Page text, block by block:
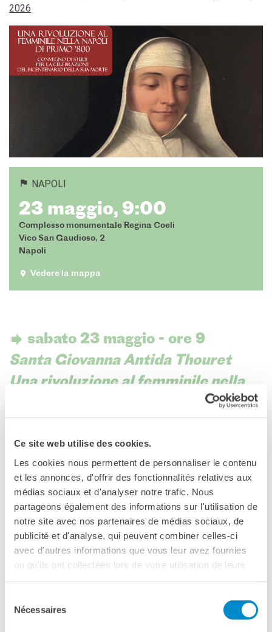
Ce site web utilise des cookies.
Les cookies nous permettent de personnaliser le contenu
et les annonces, d'offrir des fonctionnalités relatives aux
médias sociaux et d'analyser notre trafic. Nous
partageons également des informations sur l'utilisation de
notre site avec nos partenaires de médias sociaux, de
publicité et d'analyse, qui peuvent combiner celles-ci
avec d'autres informations que vous leur avez fournies
ou qu'ils ont collectées lors de votre utilisation de leurs
Nécessaires
digitale
Strumenti di ricerca
bibliografica
SCUOLA & UNIVERSITÀ
Cooperazione educativa
Cooperazione
universitaria
Studiare in Francia
CHI SIAMO
IF Italia
Carta / Tessera socio
I nostri partner
Diventare sponsor
9001: 2015
2026
NAPOLI
23 maggio, 9:00
Complesso monumentale Regina Coeli
Vico San Gaudioso, 2
Napoli
Vedere la mappa
sabato 23 maggio - ore 9
Santa Giovanna Antida Thouret
Una rivoluzione al femminile nella
della sua morte
Scarica il flyer con il programma completo
PROGRAMMA
ore 9 - SALUTI ISTITUZIONALI
Maria Rosa Muscarella
Superiora Generale delle Suore della Carità di Santa